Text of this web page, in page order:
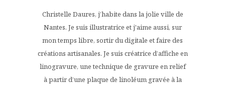
Christelle Daures, j’habite dans la jolie ville de
Nantes. Je suis illustratrice et j'aime aussi, sur
mon temps libre, sortir du digitale et faire des
créations artisanales. Je suis créatrice d’affiche en
linogravure, une technique de gravure en relief
à partir d’une plaque de linoléum gravée à la